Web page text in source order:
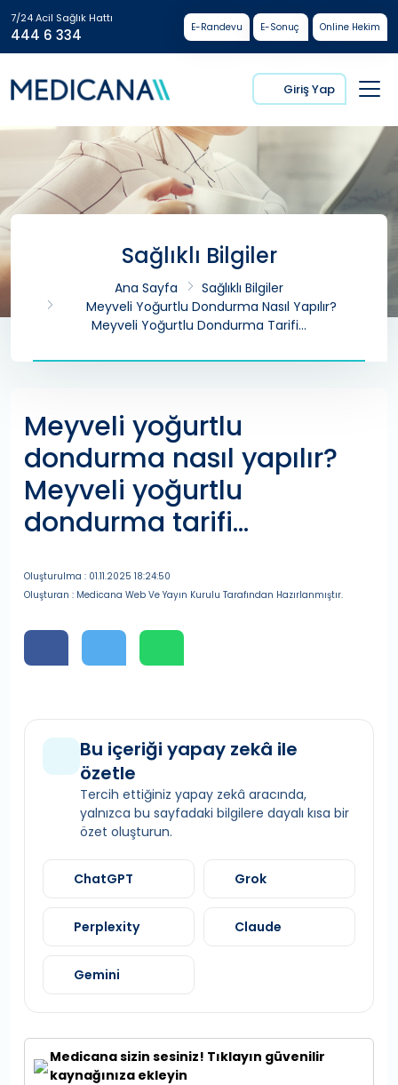
7/24 Acil Sağlık Hattı
444 6 334 E-Randevu E-Sonuç Online Hekim
Giriş Yap
Sağlıklı Bilgiler
Ana Sayfa
Sağlıklı Bilgiler
Meyveli Yoğurtlu Dondurma Nasıl Yapılır?
Meyveli Yoğurtlu Dondurma Tarifi…
Meyveli yoğurtlu
dondurma nasıl yapılır?
Meyveli yoğurtlu
dondurma tarifi…
Oluşturulma : 01.11.2025 18:24:50
Oluşturan : Medicana Web Ve Yayın Kurulu Tarafından Hazırlanmıştır.
Bu içeriği yapay zekâ ile
özetle
Tercih ettiğiniz yapay zekâ aracında,
yalnızca bu sayfadaki bilgilere dayalı kısa bir
özet oluşturun.
ChatGPT Grok
Perplexity Claude
Gemini
Medicana sizin sesiniz! Tıklayın güvenilir
kaynağınıza ekleyin